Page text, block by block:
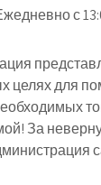
с
целях для
За